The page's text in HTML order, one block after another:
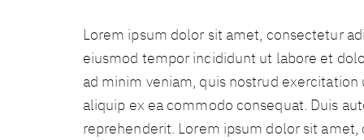
Lorem ipsum dolor sit amet, consectetur
eiusmod tempor incididunt ut labore et
ad minim veniam, quis nostrud
aliquip ex ea commodo consequat. Duis
reprehenderit. Lorem ipsum dolor sit